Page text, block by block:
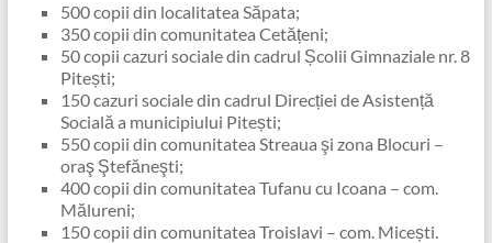
500 copii din localitatea Săpata;
350 copii din comunitatea Cetățeni;
50 copii cazuri sociale din cadrul Școlii Gimnaziale nr. 8
Pitești;
150 cazuri sociale din cadrul Direcției de Asistență
Socială a municipiului Pitești;
550 copii din comunitatea Streaua şi zona Blocuri –
oraş Ştefăneşti;
400 copii din comunitatea Tufanu cu Icoana – com.
Mălureni;
150 copii din comunitatea Troislavi – com. Micești.